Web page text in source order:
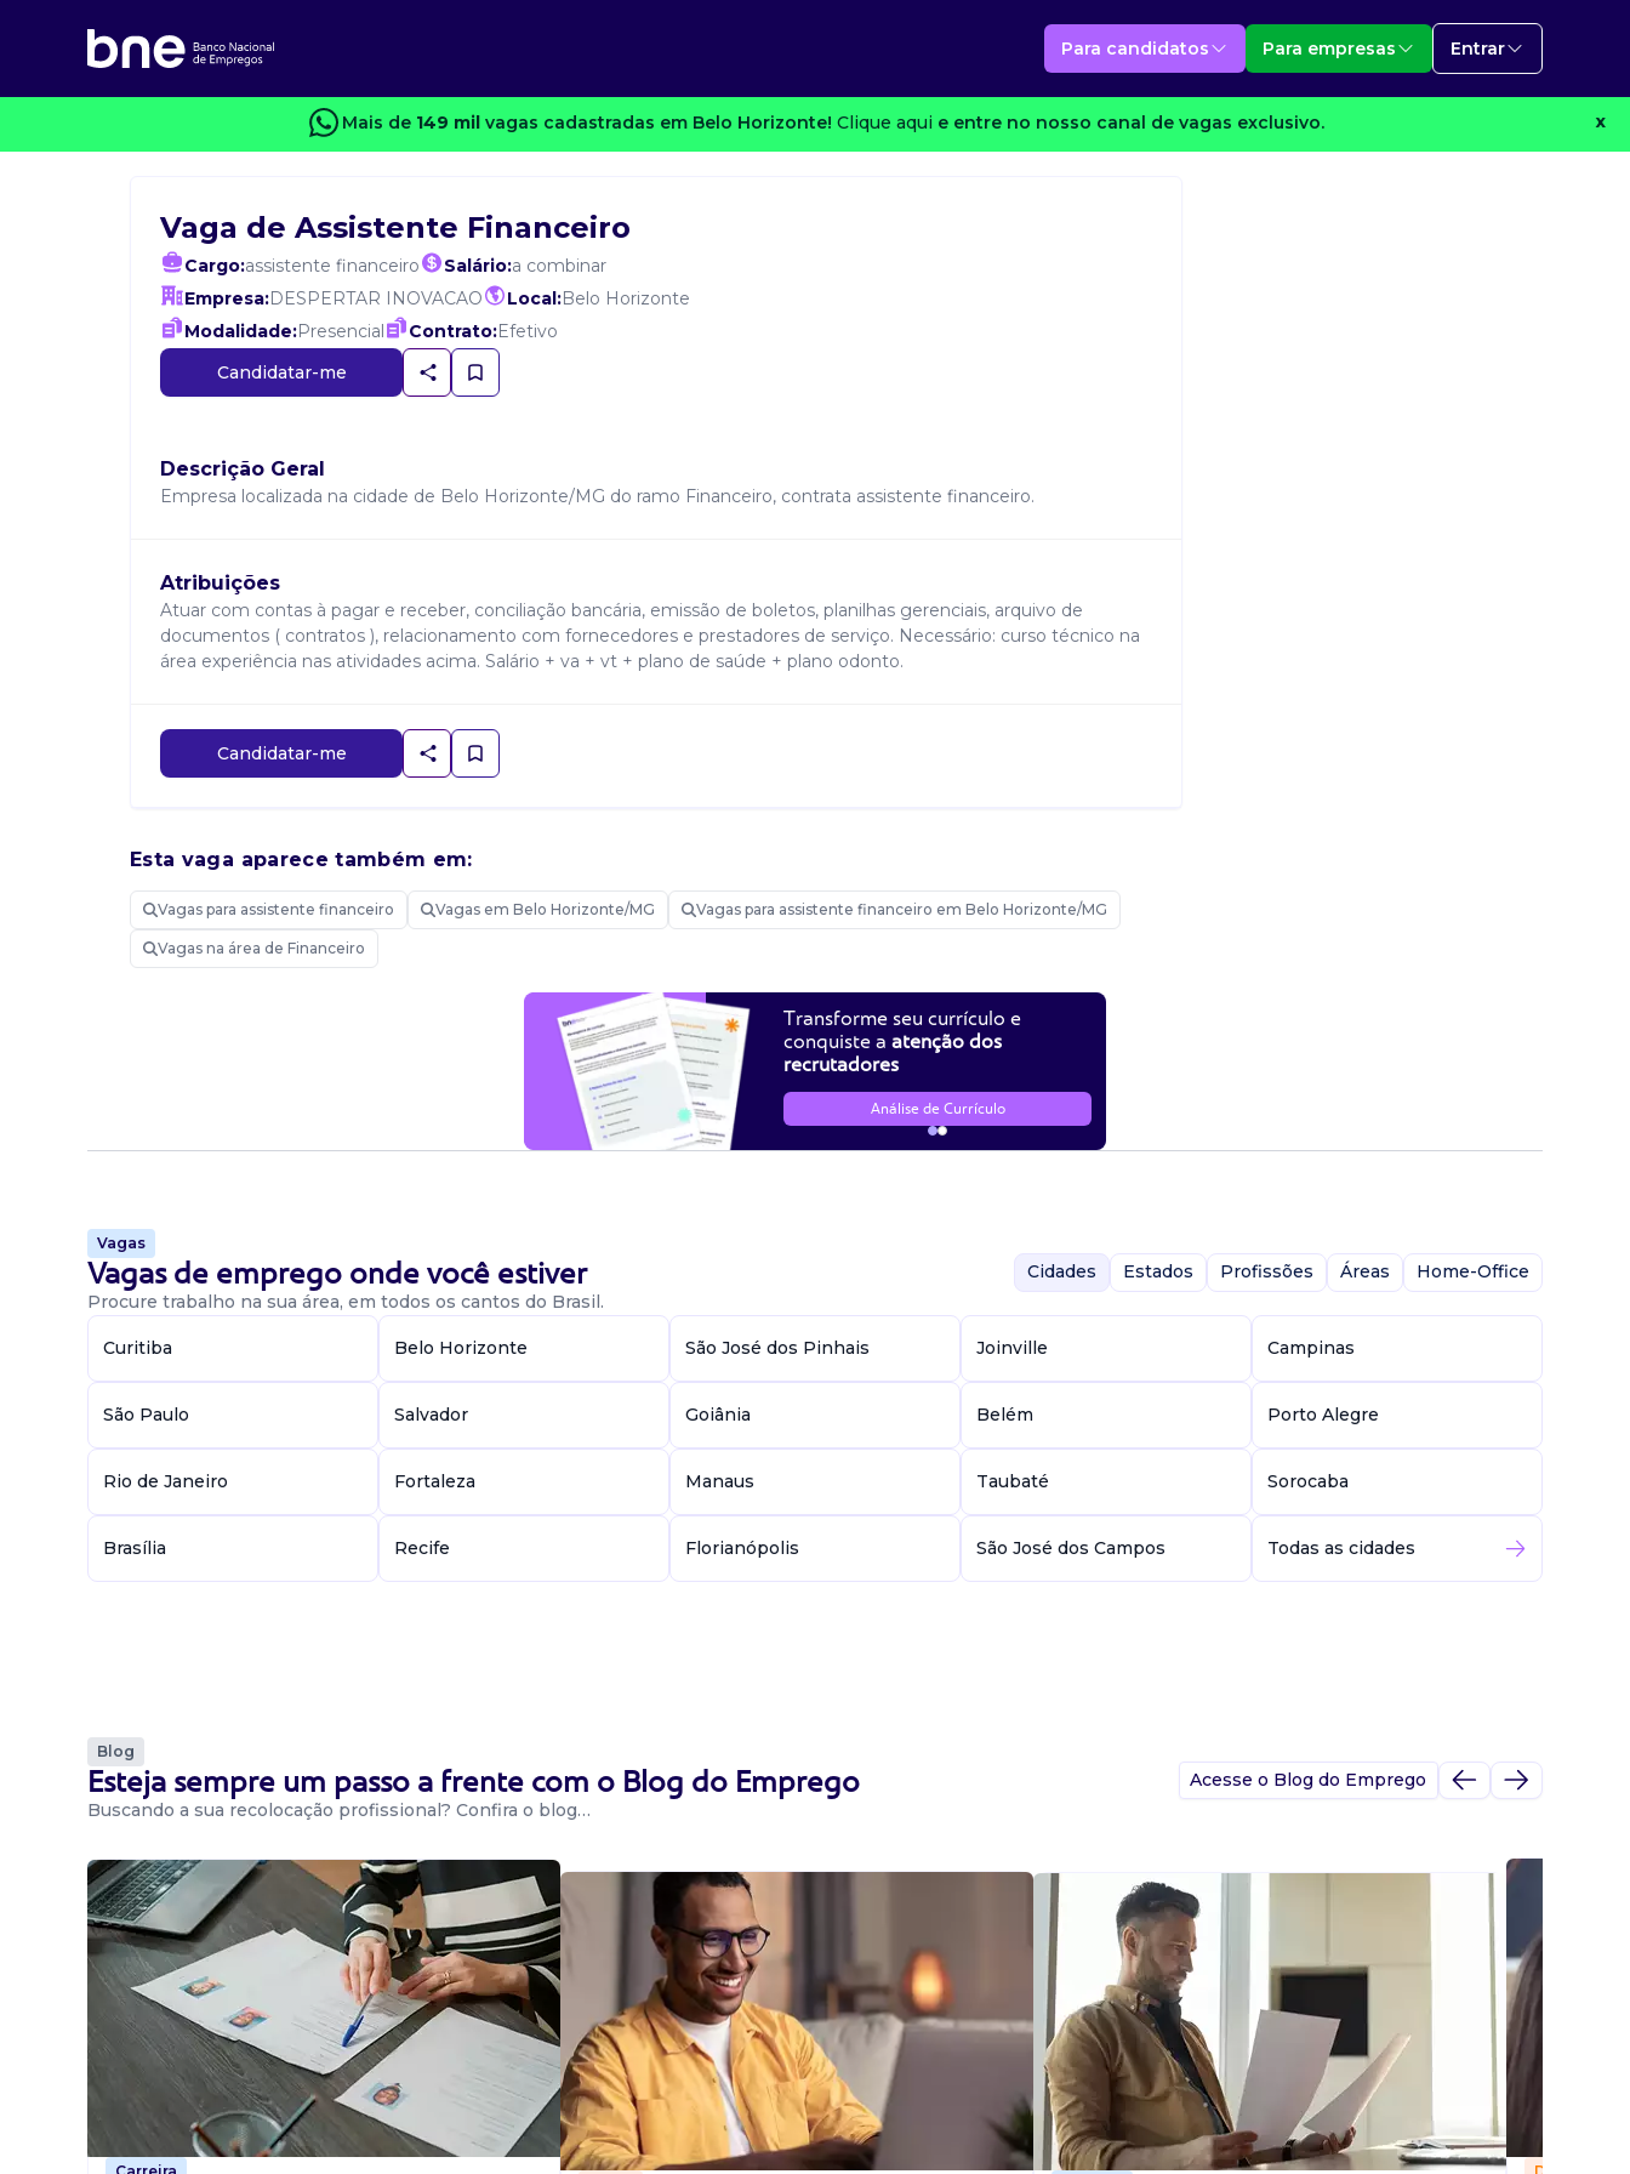
Para candidatos Para empresas Entrar
Mais de 149 mil vagas cadastradas em Belo Horizonte! Clique aqui e entre no nosso canal de vagas exclusivo. X
Vaga de Assistente Financeiro
Cargo:assistente financeiro Salário:a combinar
Empresa:DESPERTAR INOVACAO Local:Belo Horizonte
Modalidade:Presencial Contrato:Efetivo
Candidatar-me
Descrição Geral
Empresa localizada na cidade de Belo Horizonte/MG do ramo Financeiro, contrata assistente financeiro.
Atribuições
Atuar com contas à pagar e receber, conciliação bancária, emissão de boletos, planilhas gerenciais, arquivo de
documentos ( contratos ), relacionamento com fornecedores e prestadores de serviço. Necessário: curso técnico na
área experiência nas atividades acima. Salário + va + vt + plano de saúde + plano odonto.
Candidatar-me
Esta vaga aparece também em:
Vagas para assistente financeiro Vagas em Belo Horizonte/MG Vagas para assistente financeiro em Belo Horizonte/MG
Vagas na área de Financeiro
Transforme seu currículo e
conquiste a atenção dos
recrutadores
Análise de Currículo
Vagas
Vagas de emprego onde você estiver
Procure trabalho na sua área, em todos os cantos do Brasil.
Cidades Estados Profissões Áreas Home-Office
Curitiba Belo Horizonte São José dos Pinhais Joinville Campinas
São Paulo Salvador Goiânia Belém Porto Alegre
Rio de Janeiro Fortaleza Manaus Taubaté Sorocaba
Brasília Recife Florianópolis São José dos Campos Todas as cidades
Blog
Esteja sempre um passo a frente com o Blog do Emprego
Buscando a sua recolocação profissional? Confira o blog…
Acesse o Blog do Emprego